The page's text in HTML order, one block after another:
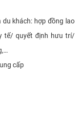
khách: hợp đồng lao
tế/ quyết định hưu trí/
cấp